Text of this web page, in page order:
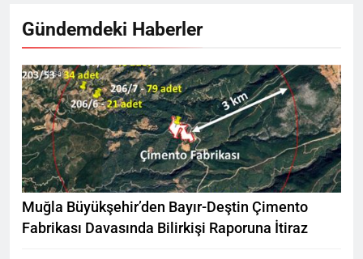
Gündemdeki Haberler
Muğla Büyükşehir’den Bayır-Deştin Çimento
Fabrikası Davasında Bilirkişi Raporuna İtiraz